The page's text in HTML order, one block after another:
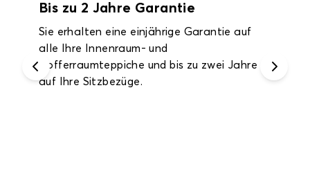
Bis zu 2 Jahre Garantie
Sie erhalten eine einjährige Garantie auf
alle Ihre Innenraum- und
Kofferraumteppiche und bis zu zwei Jahre
auf Ihre Sitzbezüge.